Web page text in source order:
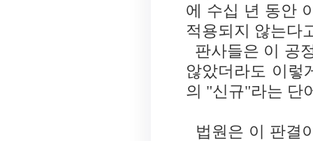
에 수십 년 동안
적용되지 않는다
판사들은 이 공
않았더라도 이
의 "신규"라는 단
법원은 이 판결